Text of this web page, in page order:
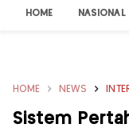
HOME NASIONAL
HOME NEWS
Sistem